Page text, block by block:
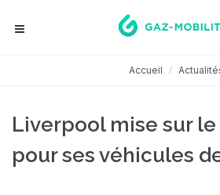
Accueil
Liverpool mise sur le
pour ses véhicules